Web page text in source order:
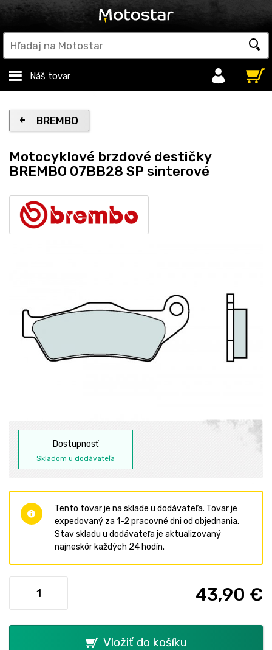
Náš tovar
BREMBO
Motocyklové brzdové destičky
BREMBO 07BB28 SP sinterové
Dostupnosť
Skladom u dodávateľa
Tento tovar je na sklade u dodávateľa. Tovar je
expedovaný za 1-2 pracovné dni od objednania.
Stav skladu u dodávateľa je aktualizovaný
najneskôr každých 24 hodín.
43,90 €
Vložiť do košíku